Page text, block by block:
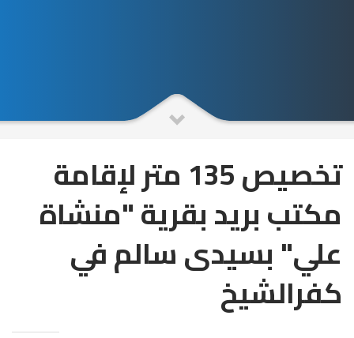
تخصيص 135 متر لإقامة
مكتب بريد بقرية "منشاة
علي" بسيدى سالم في
كفرالشيخ